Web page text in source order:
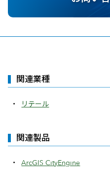
関連業種
リテール
関連製品
ArcGIS CityEngine